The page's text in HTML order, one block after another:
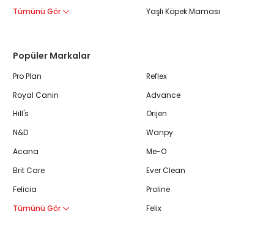
Tümünü Gör
Yaşlı Köpek Maması
Popüler Markalar
Pro Plan
Royal Canin
Hill's
N&D
Acana
Brit Care
Felicia
Tümünü Gör
Reflex
Advance
Orijen
Wanpy
Me-O
Ever Clean
Proline
Felix